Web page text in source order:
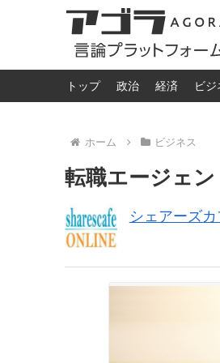
トップ 政治 経済 ビジ
ホーム ビジネス
転職エージェン
シェアーズカ